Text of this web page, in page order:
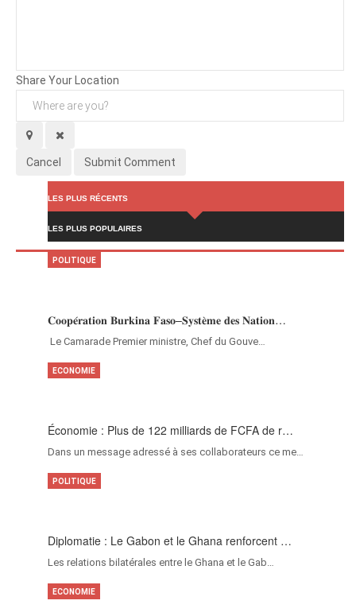
Share Your Location
Cancel Submit Comment
LES PLUS RÉCENTS
LES PLUS POPULAIRES
𝐂𝐨𝐨𝐩𝐞́𝐫𝐚𝐭𝐢𝐨𝐧 𝐁𝐮𝐫𝐤𝐢𝐧𝐚 𝐅𝐚𝐬𝐨–𝐒𝐲𝐬𝐭𝐞̀𝐦𝐞 𝐝𝐞𝐬 𝐍𝐚𝐭𝐢𝐨𝐧…
‎Le Camarade Premier ministre, Chef du Gouve…
POLITIQUE
Économie : Plus de 122 milliards de FCFA de r…
Dans un message adressé à ses collaborateurs ce me…
ECONOMIE
Diplomatie : Le Gabon et le Ghana renforcent …
Les relations bilatérales entre le Ghana et le Gab…
POLITIQUE
ECONOMIE